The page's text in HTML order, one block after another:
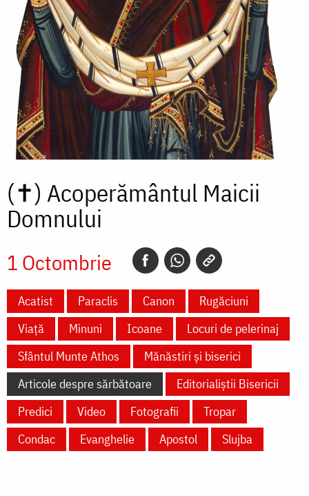
(✝) Acoperământul Maicii
Domnului
1 Octombrie
Acatist Paraclis Canon
Rugăciuni
Viață
Minuni Icoane
Locuri de pelerinaj
Sfântul Munte Athos
Mănăstiri și biserici
Articole despre sărbătoare
Editorialiștii Bisericii
Predici
Video Fotografii
Tropar
Condac
Evanghelie Apostol Slujba